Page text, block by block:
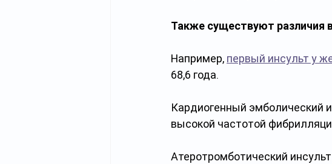
Также существуют различия
Например, первый инсульт у
68,6 года.
Кардиогенный эмболический
высокой частотой
Атеротромботический